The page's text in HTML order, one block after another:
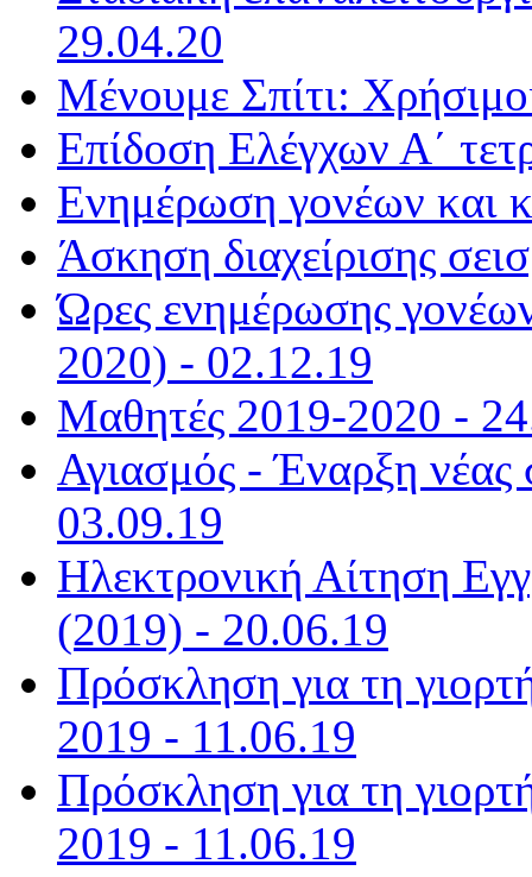
29.04.20
Μένουμε Σπίτι:
Επίδοση Ελέγχων Α΄
Ενημέρωση γονέων και
Άσκηση διαχείρισης
Ώρες ενημέρωσης
2020) - 02.12.19
Μαθητές 2019-2020 -
Αγιασμός - Έναρξη νέας
03.09.19
Ηλεκτρονική Αίτηση
(2019) - 20.06.19
Πρόσκληση για τη
2019 - 11.06.19
Πρόσκληση για τη
2019 - 11.06.19